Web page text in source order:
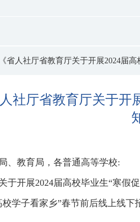
省人社厅省教育厅关于开展2024届
社厅省教育厅关于开
、教育局，各普通高等学校:
于开展2024届高校毕业生“寒假
学子看家乡”春节前后线上线下